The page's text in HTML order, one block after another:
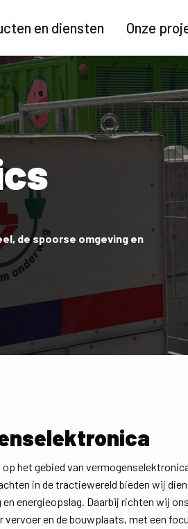
en diensten Onze
de spoorse omgeving en
het gebied van
in de tractiewereld bieden wij
energieopslag. Daarbij richten wij
vervoer en de bouwplaats, met een